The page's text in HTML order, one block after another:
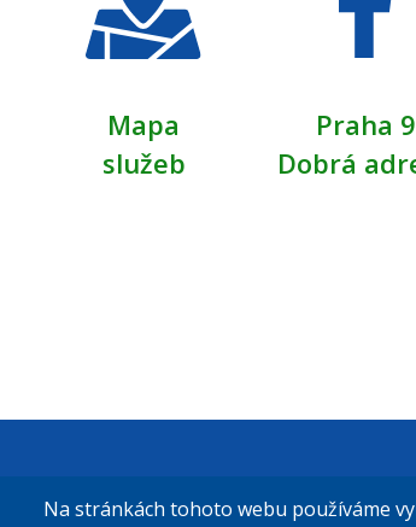
Mapa
služeb
Praha 9
Dobrá
Na stránkách tohoto webu používáme